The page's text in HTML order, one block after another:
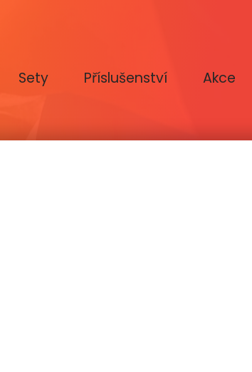
Sety Příslušenství Akce